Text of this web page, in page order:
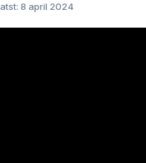
8 april 2024